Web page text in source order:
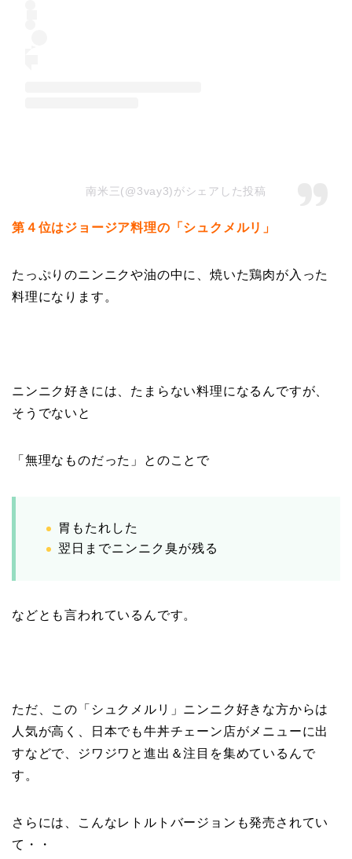
南米三(@3vay3)がシェアした投稿
第４位はジョージア料理の「シュクメルリ」
たっぷりのニンニクや油の中に、焼いた鶏肉が入った
料理になります。
ニンニク好きには、たまらない料理になるんですが、
そうでないと
「無理なものだった」とのことで
胃もたれした
翌日までニンニク臭が残る
などとも言われているんです。
ただ、この「シュクメルリ」ニンニク好きな方からは
人気が高く、日本でも牛丼チェーン店がメニューに出
すなどで、ジワジワと進出＆注目を集めているんで
す。
さらには、こんなレトルトバージョンも発売されてい
て・・